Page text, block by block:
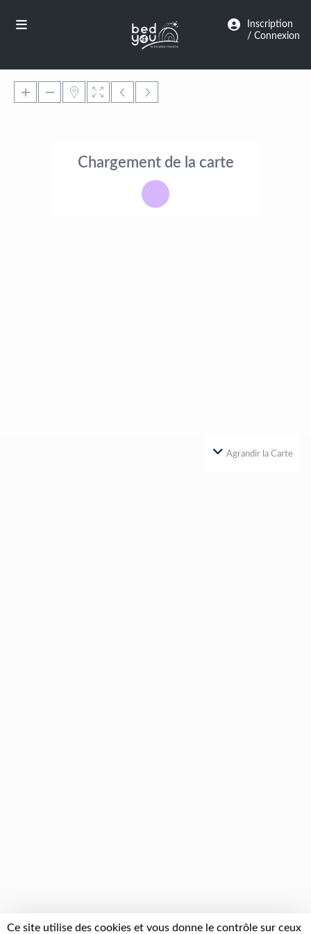
Inscription
/ Connexion
Chargement de la carte
Agrandir la Carte
Ce site utilise des cookies et vous donne le contrôle sur ceux